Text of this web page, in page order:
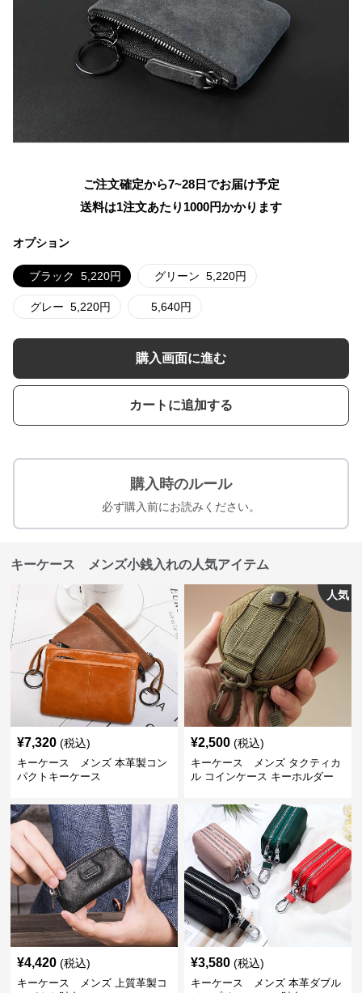
ご注文確定から7~28日でお届け予定
送料は1注文あたり 1000円かかります
オプション
ブラック 5,220円 グリーン 5,220円
グレー 5,220円 5,640円
購入画面に進む
カートに追加する
購入時のルール
必ず購入前にお読みください。
キーケース メンズ小銭入れの人気アイテム
¥7,320 (税込)
キーケース メンズ 本革製コン
パクトキーケース
人気
¥2,500 (税込)
キーケース メンズ タクティカ
ル コインケース キーホルダー
¥4,420 (税込)
キーケース メンズ 上質革製コ
¥3,580 (税込)
キーケース メンズ 本革ダブル